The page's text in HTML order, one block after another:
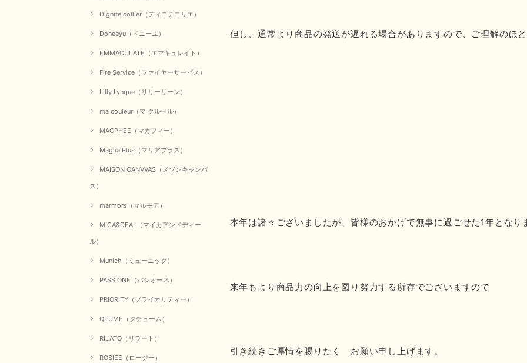
Dignite collier（ディニテコリエ）
Doneeyu（ドニーユ）
EMMACULATE（エマキュレイト）
Fire Service（ファイヤーサービス）
Lilly Lynque（リリーリーン）
ma couleur（マ クルール）
MACPHEE（マカフィー）
Maglia Plus（マリアプラス）
MAISON CANVVAS（メゾンキャンバ
ス）
marmors（マルモア）
MICA&DEAL（マイカアンドディー
ル）
Munich（ミューニック）
PASSIONE（パシオーネ）
PRIORITY（プライオリティー）
QTUME（クチューム）
RILATO（リラート）
ROSIEE（ロージー）
但し、通常より商品の発送が遅れる場合がありますので、ご理解のほ
本年は諸々ございましたが、皆様のおかげで無事に過ごせた 1年となり
来年もより商品力の向上を図り努力する所存でございますので
引き続きご厚情を賜りたく お願い申し上げます。